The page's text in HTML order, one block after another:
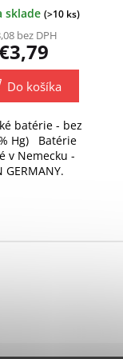
sklade (>10 ks)
bez DPH
Do košíka
batérie - bez
Hg) Batérie
v Nemecku -
GERMANY.